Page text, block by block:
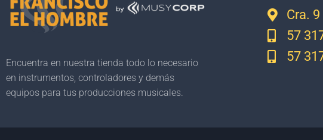
Encuentra en nuestra tienda todo lo necesario
en instrumentos, controladores y demás
equipos para tus producciones musicales.
Cra.
57
57